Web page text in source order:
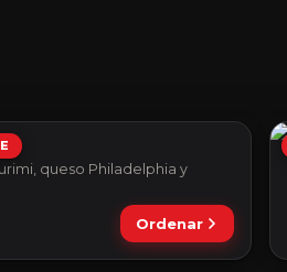
queso Philadelphia y
Ordenar